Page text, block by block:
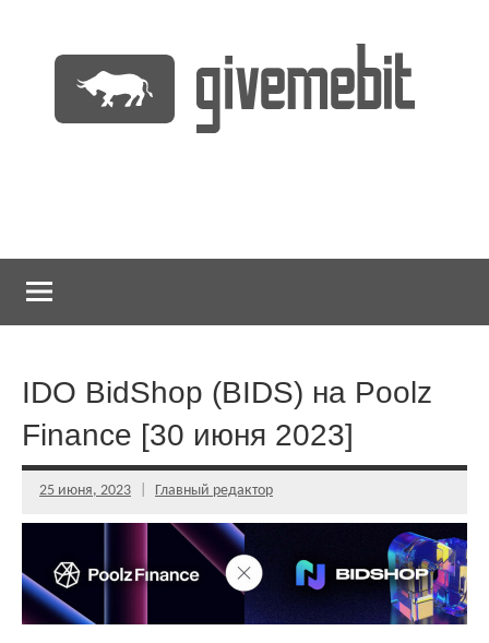
содержимому
IDO BidShop (BIDS) на Poolz
Finance [30 июня 2023]
25 июня, 2023 Главный редактор